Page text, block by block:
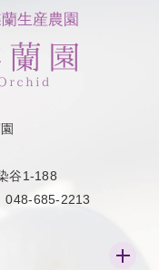
生産農園
谷1-188
048-685-2213